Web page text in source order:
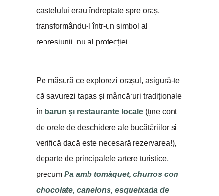
castelului erau îndreptate spre oraș,
transformându-l într-un simbol al
represiunii, nu al protecției.
Pe măsură ce explorezi orașul, asigură-te
că savurezi tapas și mâncăruri tradiționale
în baruri și restaurante locale (ține cont
de orele de deschidere ale bucătăriilor și
verifică dacă este necesară rezervarea!),
departe de principalele artere turistice,
precum Pa amb tomàquet, churros con
chocolate, canelons, esqueixada de